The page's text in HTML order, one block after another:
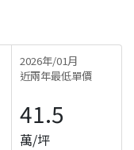
2026年/01月
近兩年最低單價
41.5
萬/坪